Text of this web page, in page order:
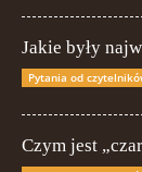
Jakie były
Pytania od
Czym jest